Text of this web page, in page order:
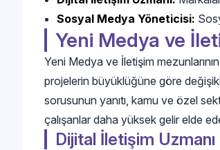
Sosyal Medya Yöneticisi:
Yeni Medya ve
Yeni Medya ve İletişim
projelerin büyüklüğüne göre
sorusunun yanıtı, kamu ve özel
çalışanlar daha yüksek gelir elde
Dijital İletişim Uzmanı